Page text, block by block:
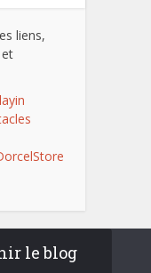
liens,
le blog